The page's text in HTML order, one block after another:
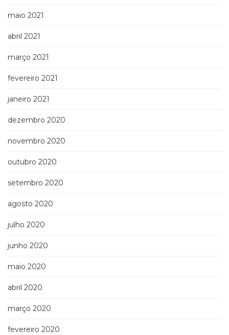
maio 2021
abril 2021
março 2021
fevereiro 2021
janeiro 2021
dezembro 2020
novembro 2020
outubro 2020
setembro 2020
agosto 2020
julho 2020
junho 2020
maio 2020
abril 2020
março 2020
fevereiro 2020